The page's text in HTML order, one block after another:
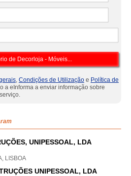
, Condições de Utilização e Política de
a eInforma a enviar informação sobre
UNIPESSOAL, LDA
LISBOA
UNIPESSOAL, LDA